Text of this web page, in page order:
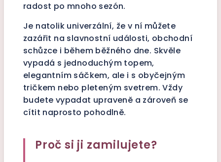
radost po mnoho sezón.
Je natolik univerzální, že v ní můžete
zazářit na slavnostní události, obchodní
schůzce i během běžného dne. Skvěle
vypadá s jednoduchým topem,
elegantním sáčkem, ale i s obyčejným
tričkem nebo pleteným svetrem. Vždy
budete vypadat upraveně a zároveň se
cítit naprosto pohodlně.
Proč si ji zamilujete?